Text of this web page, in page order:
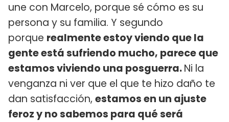
une con Marcelo, porque sé cómo es su
persona y su familia. Y segundo
porque realmente estoy viendo que la
gente está sufriendo mucho, parece que
estamos viviendo una posguerra.Ni la
venganza ni ver que el que te hizo daño te
dan satisfacción, estamos en un ajuste
feroz y no sabemos para qué será